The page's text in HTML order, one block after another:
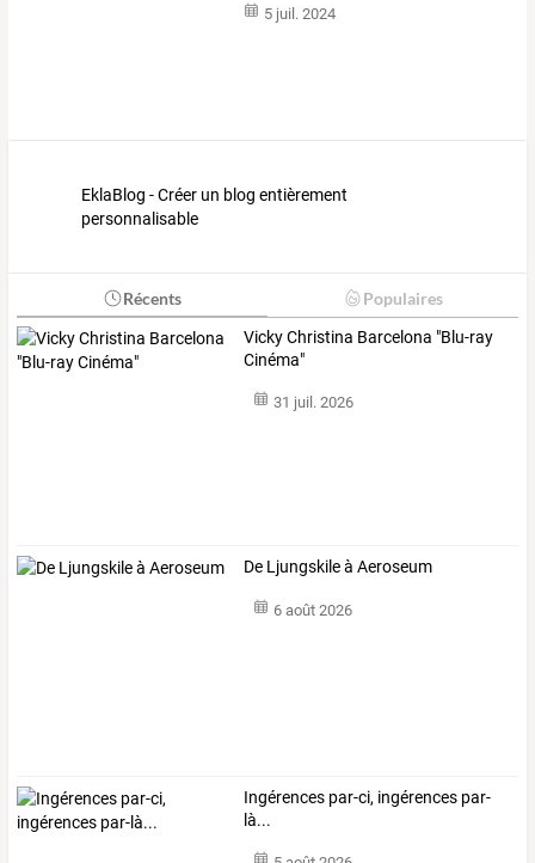
5 juil. 2024
EklaBlog - Créer un blog entièrement
personnalisable
Récents Populaires
Vicky Christina Barcelona "Blu-ray
Cinéma"
31 juil. 2026
De Ljungskile à Aeroseum
6 août 2026
Ingérences par-ci, ingérences par-
là...